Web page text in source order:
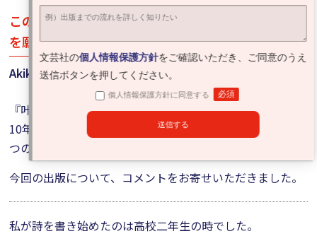
文芸社の個人情報保護方針をご確認いただき、ご同意のうえ
送信ボタンを押してください。
個人情報保護方針に同意する 必須
この本を手に取った方々が幸せになってくれること
を願っています。
Akikaさん
『叶わない夢を生きる証』を出版したAkikaさん。
10年間書き溜めた70冊のノートから厳選した、ひとつひと
つの言葉が心に響く詩集です。
今回の出版について、コメントをお寄せいただきました。
私が詩を書き始めたのは高校二年生の時でした。